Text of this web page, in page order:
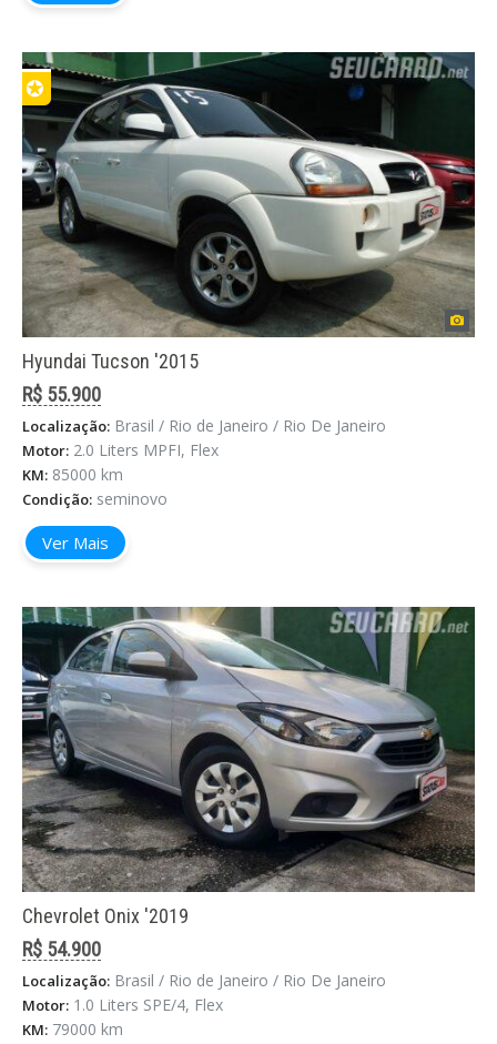
✪
Hyundai Tucson '2015
R$ 55.900
Localização: Brasil / Rio de Janeiro / Rio De Janeiro
Motor: 2.0 Liters MPFI, Flex
KM: 85000 km
Condição: seminovo
Ver Mais
Chevrolet Onix '2019
R$ 54.900
Localização: Brasil / Rio de Janeiro / Rio De Janeiro
Motor: 1.0 Liters SPE/4, Flex
KM: 79000 km